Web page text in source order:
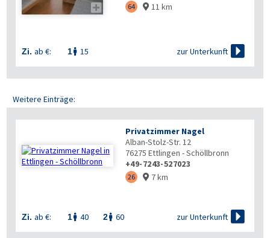
 64  11 km
Zi. ab €: 1 15 zur Unterkunft 
Weitere Einträge:
Privatzimmer Nagel
Alban-Stolz-Str. 12
76275 Ettlingen - Schöllbronn
+49-7243-527023
26  7 km
Zi. ab €: 1 40 2 60 zur Unterkunft 